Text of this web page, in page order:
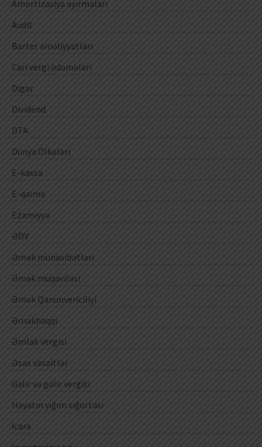
Amortizasiya ayırmaları
Audit
Barter əməliyyatları
Cari vergi ödəmələri
Digər
Dividend
DTA
Dünya Ölkələri
E-kassa
E-qaimə
Ezamiyyə
ƏDV
Əmək münasibətləri
Əmək müqaviləsi
Əmək Qanunvericiliyi
Əməkhaqqı
Əmlak vergisi
Əsas vəsaitlər
Gəlir və gəlir vergisi
Həyatın yığım sığortası
İcarə